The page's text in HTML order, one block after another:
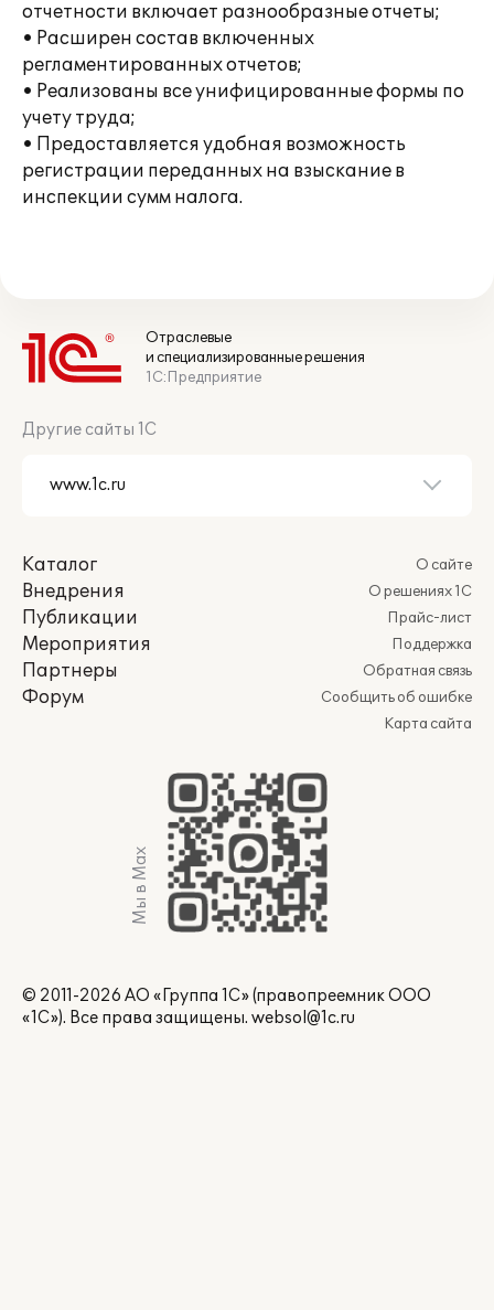
отчетности включает разнообразные отчеты;
• Расширен состав включенных
регламентированных отчетов;
• Реализованы все унифицированные формы по
учету труда;
• Предоставляется удобная возможность
регистрации переданных на взыскание в
инспекции сумм налога.
Отраслевые
и специализированные решения
1С:Предприятие
Другие сайты 1С
Каталог
Внедрения
Публикации
Мероприятия
Партнеры
Форум
О сайте
О решениях 1С
Прайс-лист
Поддержка
Обратная связь
Сообщить об ошибке
Карта сайта
Мы в Max
© 2011-2026 АО «Группа 1С» (правопреемник ООО
«1С»). Все права защищены. websol@1c.ru